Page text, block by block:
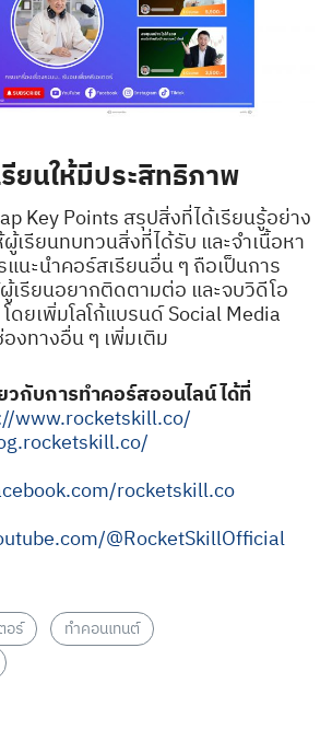
ยนให้มีประสิทธิภาพ
Key Points สรุปสิ่งที่ได้เรียนรู้อย่าง
เรียนทบทวนสิ่งที่ได้รับ และจำเนื้อหา
แนะนำคอร์สเรียนอื่น ๆ ถือเป็นการ
เรียนอยากติดตามต่อ และจบวิดีโอ
ดยเพิ่มโลโก้แบรนด์ Social Media
งทางอื่น ๆ เพิ่มเติม
กับการทำคอร์สออนไลน์ ได้ที่
www.rocketskill.co/
rocketskill.co
@RocketSkillOfficial
อร์
ทำคอนเทนต์